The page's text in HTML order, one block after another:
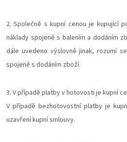
2. Společně s kupní cenou je kupující
náklady spojené s balením a dodáním
dále uvedeno výslovně jinak, rozumí
spojené s dodáním zboží.
3. V případě platby v hotovosti je kupní
V případě bezhotovostní platby je
uzavření kupní smlouvy.